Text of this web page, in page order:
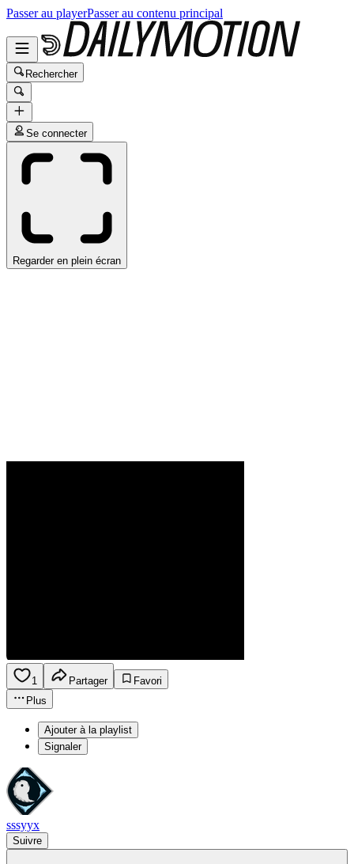
Passer au playerPasser au contenu principal
Rechercher
Se connecter
Regarder en plein écran
1 Partager
Favori
Plus
Ajouter à la playlist
Signaler
sssyyx
Suivre